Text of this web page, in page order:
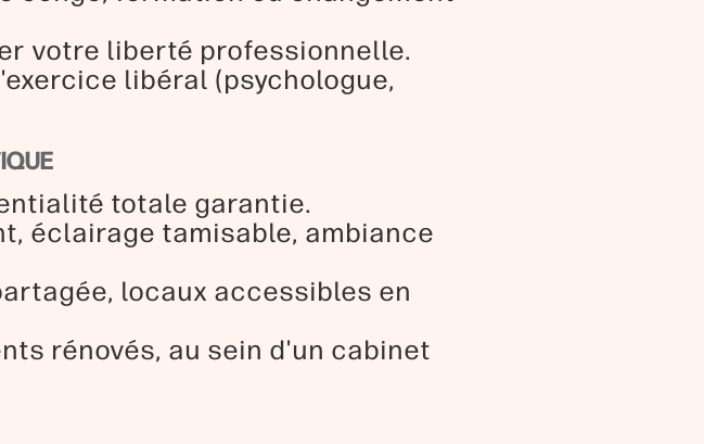
votre liberté professionnelle.
libéral (psychologue,
totale garantie.
éclairage tamisable, ambiance
locaux accessibles en
rénovés, au sein d'un cabinet